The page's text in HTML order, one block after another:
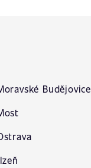
Budějovice